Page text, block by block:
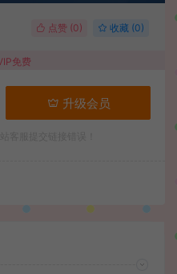
点赞 (0) 收藏 (0)
免费
升级会员